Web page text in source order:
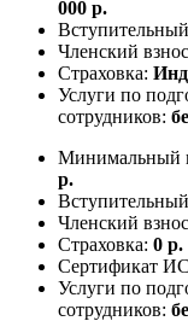
000 р.
Членский
Страховка:
Услуги по
сотрудников:
Минимальный
р.
Членский
Страховка: 0 р.
Сертификат
Услуги по
сотрудников: